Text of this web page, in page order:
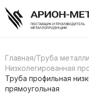
Главная/Труба
Низколегированная
Труба профильная
прямоугольная